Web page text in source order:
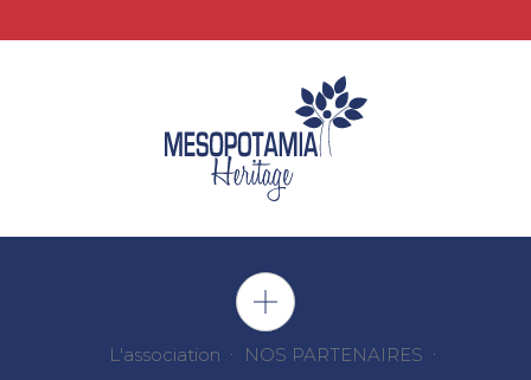
L'association NOS PARTENAIRES